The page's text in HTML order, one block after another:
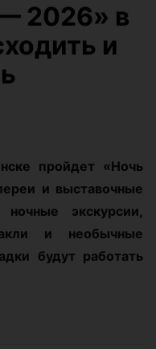
2026» в
и
пройдет «Ночь
и выставочные
ночные экскурсии,
и необычные
будут работать